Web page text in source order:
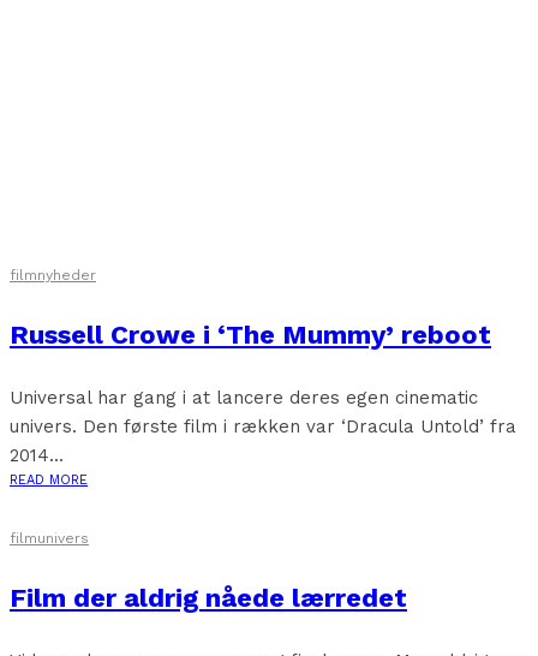
filmnyheder
Russell Crowe i ‘The Mummy’ reboot
Universal har gang i at lancere deres egen cinematic
univers. Den første film i rækken var ‘Dracula Untold’ fra
2014...
READ MORE
filmunivers
Film der aldrig nåede lærredet